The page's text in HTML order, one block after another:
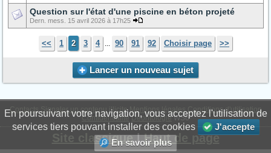
Question sur l'état d'une piscine en béton projeté
Dern. mess. 15 avril 2026 à 17h25
<< 1 2 3 4 ... 90 91 92 Choisir page >>
Lancer un nouveau sujet
Contacts Signaler un contenu illicite Mentions légales Conditions d'utilisation
Confidentialité DéontologieWS6
Site classique|Haut de page
En poursuivant votre navigation, vous acceptez l'utilisation de
services tiers pouvant installer des cookies
J'accepte
En savoir plus